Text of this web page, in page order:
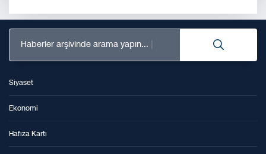
Haberler arşivinde arama yapın...
Siyaset
Ekonomi
Hafıza Kartı